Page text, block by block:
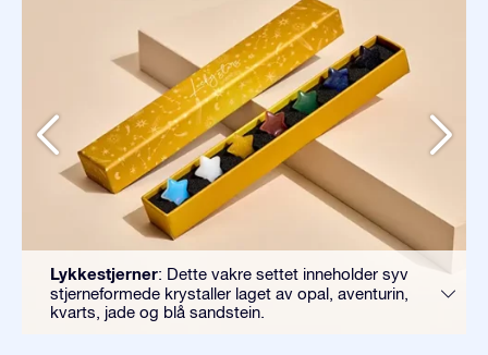
Lykkestjerner: Dette vakre settet inneholder syv
stjerneformede krystaller laget av opal, aventurin,
kvarts, jade og blå sandstein.